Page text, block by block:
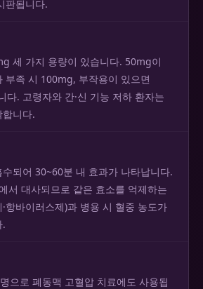
판됩니다.
세 가지 용량이 있습니다. 50mg이
부족 시 100mg, 부작용이 있으면
다. 고령자와 간·신 기능 저하 환자는
니다.
되어 30~60분 내 효과가 나타납니다.
서 대사되므로 같은 효소를 억제하는
항바이러스제)과 병용 시 혈중 농도가
.
으로 폐동맥 고혈압 치료에도 사용됩